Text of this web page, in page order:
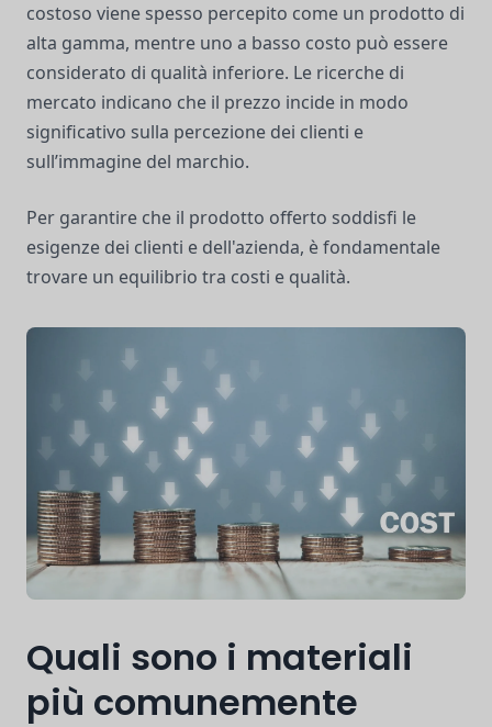
costoso viene spesso percepito come un prodotto di
alta gamma, mentre uno a basso costo può essere
considerato di qualità inferiore. Le ricerche di
mercato indicano che il prezzo incide in modo
significativo sulla percezione dei clienti e
sull’immagine del marchio.
Per garantire che il prodotto offerto soddisfi le
esigenze dei clienti e dell'azienda, è fondamentale
trovare un equilibrio tra costi e qualità.
Quali sono i materiali
più comunemente